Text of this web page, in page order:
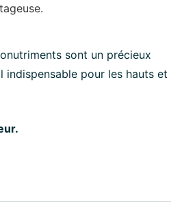
sont un précieux
indispensable pour les hauts et